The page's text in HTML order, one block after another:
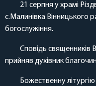
21 серпня у храмі
с.Малинівка Вінницького
богослужіння.
Сповідь священників
прийняв духівник
Божественну